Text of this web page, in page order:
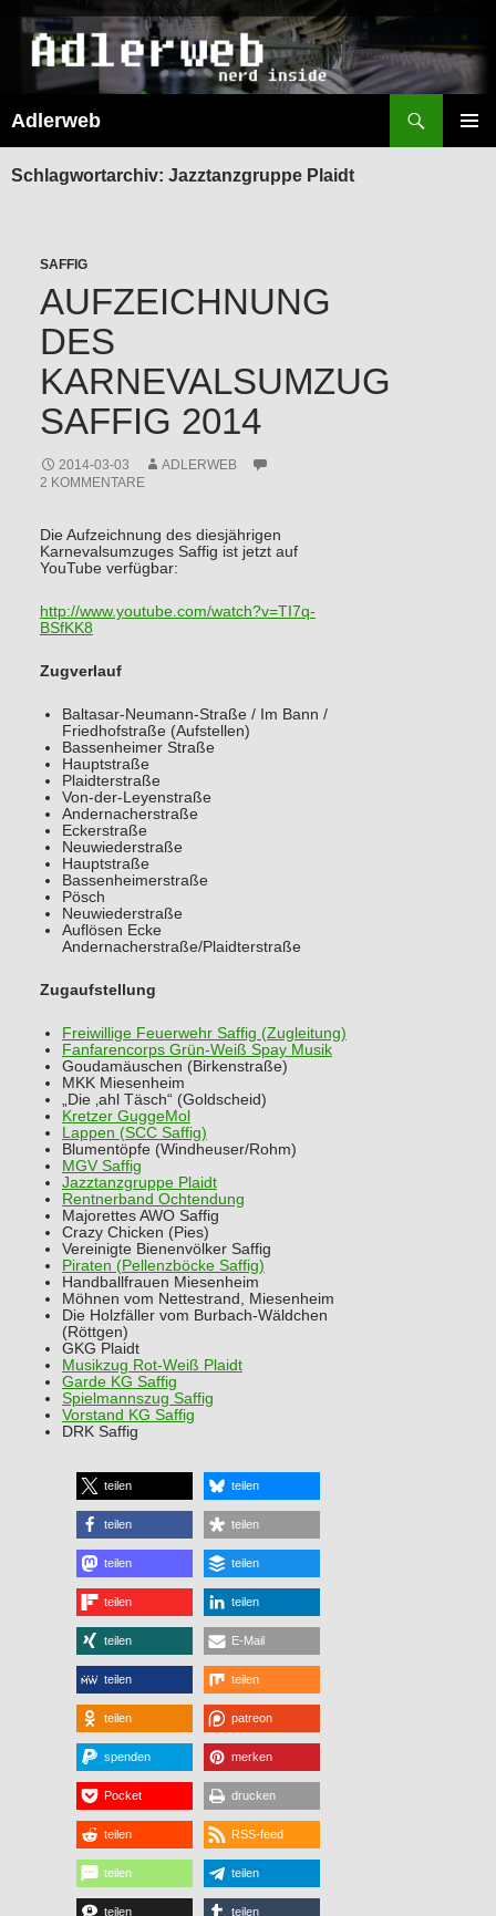
Adlerweb
SPRINGEN
Schlagwortarchiv: Jazztanzgruppe Plaidt
SAFFIG
AUFZEICHNUNG
DES
KARNEVALSUMZUG
SAFFIG 2014
2014-03-03
ADLERWEB
2 KOMMENTARE
Die Aufzeichnung des diesjährigen
Karnevalsumzuges Saffig ist jetzt auf
YouTube verfügbar:
http://www.youtube.com/watch?v=TI7q-
BSfKK8
Zugverlauf
Baltasar-Neumann-Straße / Im Bann /
Friedhofstraße (Aufstellen)
Bassenheimer Straße
Hauptstraße
Plaidterstraße
Von-der-Leyenstraße
Andernacherstraße
Eckerstraße
Neuwiederstraße
Hauptstraße
Bassenheimerstraße
Pösch
Neuwiederstraße
Auflösen Ecke
Andernacherstraße/Plaidterstraße
Zugaufstellung
Freiwillige Feuerwehr Saffig (Zugleitung)
Fanfarencorps Grün-Weiß Spay Musik
Goudamäuschen (Birkenstraße)
MKK Miesenheim
„Die ‚ahl Täsch“ (Goldscheid)
Kretzer GuggeMol
Lappen (SCC Saffig)
Blumentöpfe (Windheuser/Rohm)
MGV Saffig
Jazztanzgruppe Plaidt
Rentnerband Ochtendung
Majorettes AWO Saffig
Crazy Chicken (Pies)
Vereinigte Bienenvölker Saffig
Piraten (Pellenzböcke Saffig)
Handballfrauen Miesenheim
Möhnen vom Nettestrand, Miesenheim
Die Holzfäller vom Burbach-Wäldchen
(Röttgen)
GKG Plaidt
Musikzug Rot-Weiß Plaidt
Garde KG Saffig
Spielmannszug Saffig
Vorstand KG Saffig
DRK Saffig
teilen teilen
teilen teilen
teilen teilen
teilen teilen
teilen E-Mail
teilen teilen
teilen patreon
spenden merken
Pocket drucken
teilen RSS-feed
teilen teilen
teilen teilen